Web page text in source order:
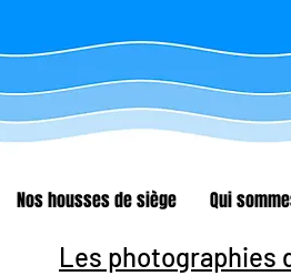
Nos housses de siège Qui
Les photographies